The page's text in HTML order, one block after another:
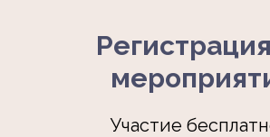
Участие